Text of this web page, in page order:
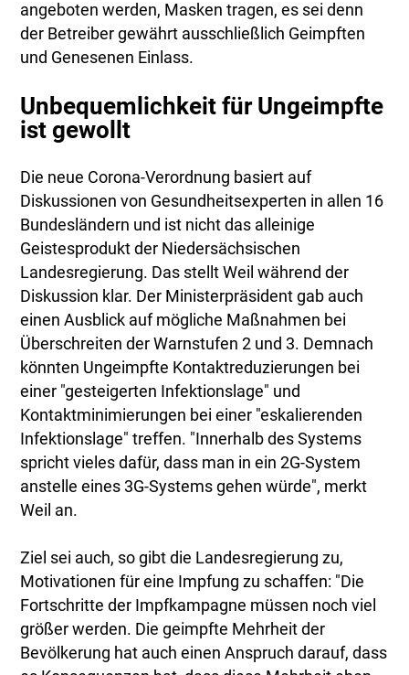
angeboten werden, Masken tragen, es sei denn
der Betreiber gewährt ausschließlich Geimpften
und Genesenen Einlass.
Unbequemlichkeit für Ungeimpfte
ist gewollt
Die neue Corona-Verordnung basiert auf
Diskussionen von Gesundheitsexperten in allen 16
Bundesländern und ist nicht das alleinige
Geistesprodukt der Niedersächsischen
Landesregierung. Das stellt Weil während der
Diskussion klar. Der Ministerpräsident gab auch
einen Ausblick auf mögliche Maßnahmen bei
Überschreiten der Warnstufen 2 und 3. Demnach
könnten Ungeimpfte Kontaktreduzierungen bei
einer "gesteigerten Infektionslage" und
Kontaktminimierungen bei einer "eskalierenden
Infektionslage" treffen. "Innerhalb des Systems
spricht vieles dafür, dass man in ein 2G-System
anstelle eines 3G-Systems gehen würde", merkt
Weil an.
Ziel sei auch, so gibt die Landesregierung zu,
Motivationen für eine Impfung zu schaffen: "Die
Fortschritte der Impfkampagne müssen noch viel
größer werden. Die geimpfte Mehrheit der
Bevölkerung hat auch einen Anspruch darauf, dass